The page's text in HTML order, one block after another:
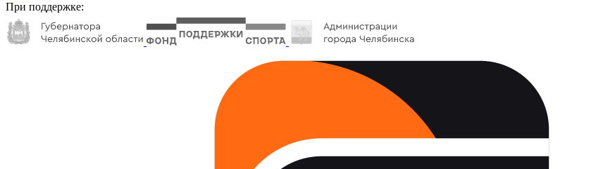
При поддержке: